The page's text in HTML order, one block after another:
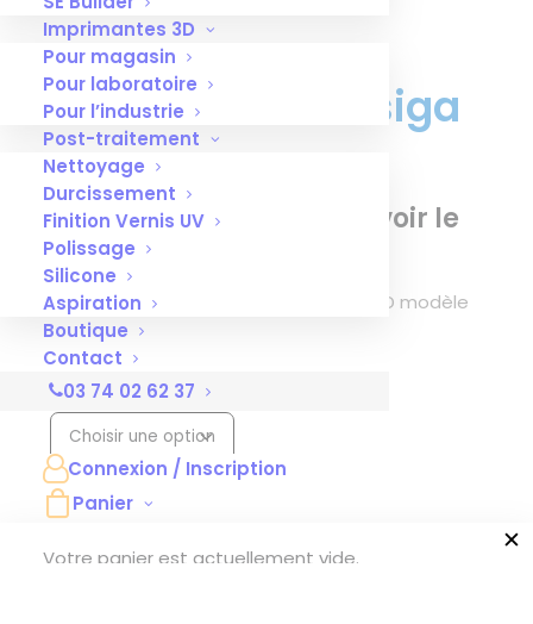
Imprimantes 3D
Pour magasin
Pour laboratoire
Pour l’industrie
Post-traitement
Nettoyage
Durcissement
Finition Vernis UV
Polissage
Silicone
Aspiration
Boutique
Contact
03 74 02 62 37
Connexion / Inscription
Panier
Votre panier est actuellement vide.
Bac de résine Asiga
Max
Connectez-vous
pour voir le
Bac de fabrication pour imprimante 3D modèle
MAX et MAX2
Contenance
✕